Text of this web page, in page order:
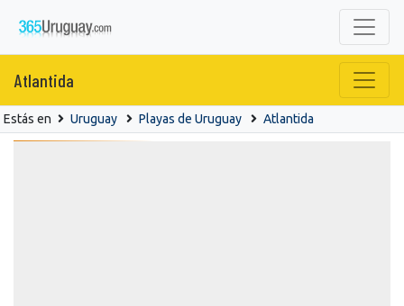
Atlantida
Estás en Uruguay Playas de Uruguay Atlantida